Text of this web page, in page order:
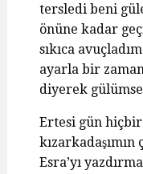
tersledi beni
önüne kadar
sıkıca
ayarla bir
diyerek
Ertesi gün hiçbir
kızarkadaşımın
Esra’yı